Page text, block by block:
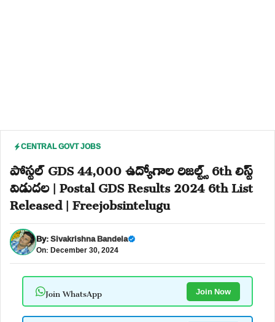
CENTRAL GOVT JOBS
పోస్టల్ GDS 44,000 ఉద్యోగాల రిజల్ట్స్ 6th లిస్ట్
విడుదల | Postal GDS Results 2024 6th List
Released | Freejobsintelugu
By:Sivakrishna Bandela
On: December 30, 2024
Join WhatsApp Join Now